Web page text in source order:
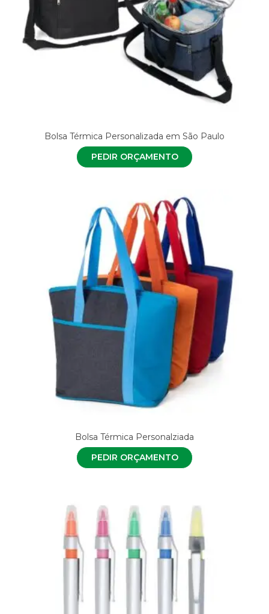
Bolsa Térmica Personalizada em São Paulo
PEDIR ORÇAMENTO
Bolsa Térmica Personalziada
PEDIR ORÇAMENTO